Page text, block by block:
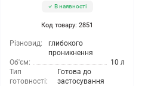
В наявності
Код товару: 2851
Різновид:
глибокого
проникнення
Об'єм:
10 л
Тип
готовності:
Готова до
застосування